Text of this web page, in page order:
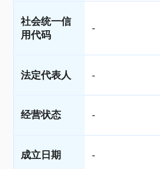
社会统一信
用代码
-
法定代表人 -
经营状态 -
成立日期 -